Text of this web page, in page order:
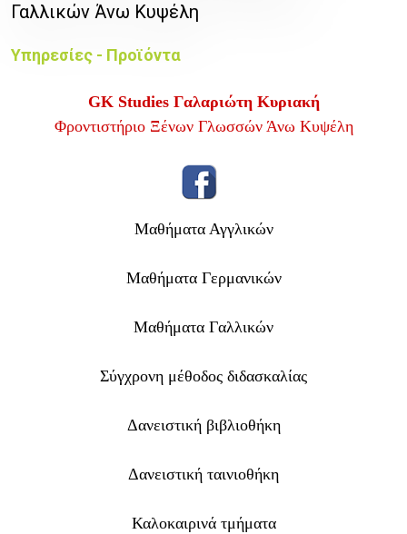
Γαλλικών Άνω Κυψέλη
Υπηρεσίες - Προϊόντα
GK Studies Γαλαριώτη Κυριακή
Φροντιστήριο Ξένων Γλωσσών Άνω Κυψέλη
Μαθήματα Αγγλικών
Μαθήματα Γερμανικών
Μαθήματα Γαλλικών
Σύγχρονη μέθοδος διδασκαλίας
Δανειστική βιβλιοθήκη
Δανειστική ταινιοθήκη
Καλοκαιρινά τμήματα